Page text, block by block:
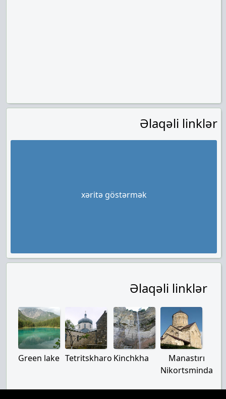
Əlaqəli linklər
xəritə göstərmək
Əlaqəli linklər
Green lake Tetritskharo Kinchkha
Manastırı
Nikortsminda